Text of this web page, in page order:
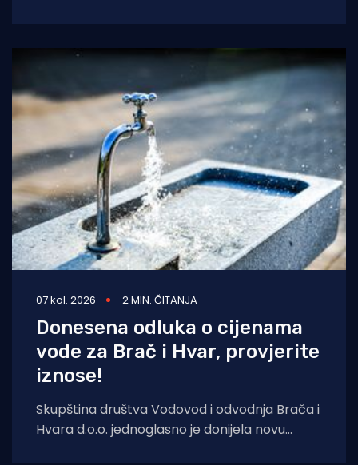
07 kol. 2026 2 MIN. ČITANJA
Donesena odluka o cijenama
vode za Brač i Hvar, provjerite
iznose!
Skupština društva Vodovod i odvodnja Brača i
Hvara d.o.o. jednoglasno je donijela novu